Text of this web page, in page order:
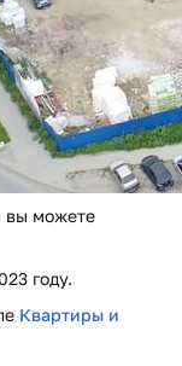
вы можете
году.
Квартиры и